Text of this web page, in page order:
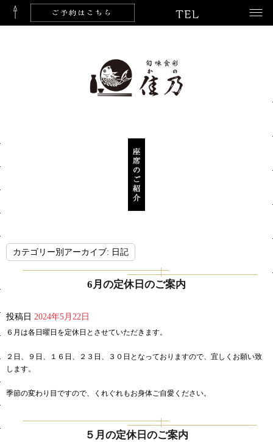
カテゴリー別アーカイブ: 日記
6月の定休日のご案内
投稿日 2024年5月22日
６月は各日曜日を定休日とさせていただきます。
２日、９日、１６日、２３日、３０日となっておりますので、宜しくお願い致
します。
季節の変わり目ですので、くれぐれもお身体ご自愛ください。
５月の定休日のご案内